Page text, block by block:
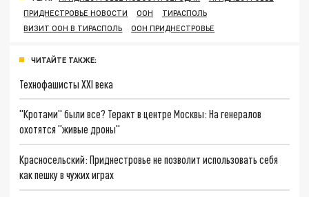
ПРИДНЕСТРОВЬЕ НОВОСТИ
ООН
ТИРАСПОЛЬ
ВИЗИТ ООН В ТИРАСПОЛЬ
ООН ПРИДНЕСТРОВЬЕ
ЧИТАЙТЕ ТАКЖЕ:
Технофашисты XXI века
"Кротами" были все? Теракт в центре Москвы: На генералов
охотятся "живые дроны"
Красносельский: Приднестровье не позволит использовать себя
как пешку в чужих играх